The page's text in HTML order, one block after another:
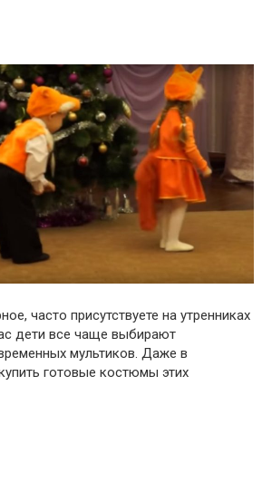
часто присутствуете на утренниках
дети все чаще выбирают
мультиков. Даже в
готовые костюмы этих